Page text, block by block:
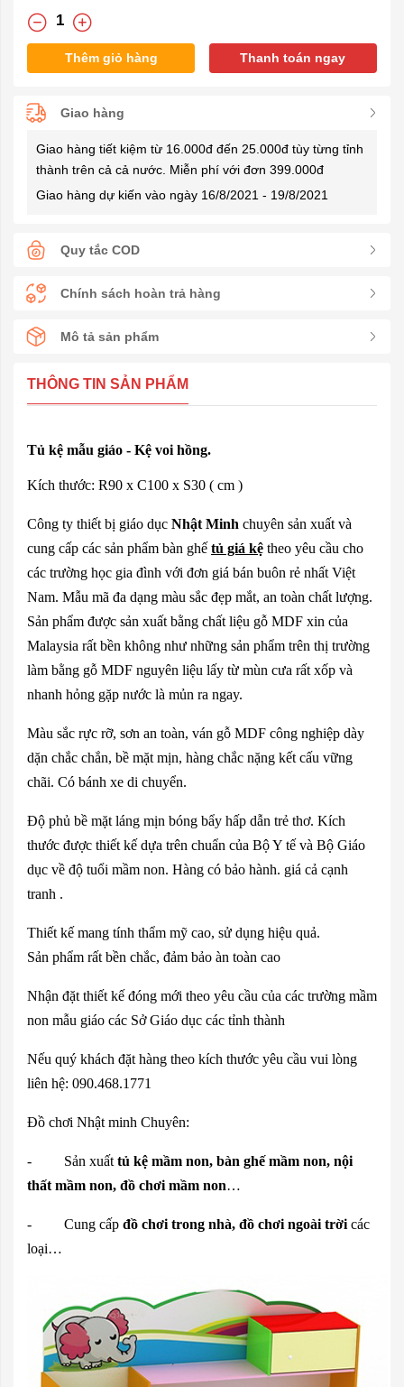
Thêm giỏ hàng Thanh toán ngay
Giao hàng
Giao hàng tiết kiệm từ 16.000đ đến 25.000đ tùy từng tỉnh
thành trên cả cả nước. Miễn phí với đơn 399.000đ
Giao hàng dự kiến vào ngày 16/8/2021 - 19/8/2021
Quy tắc COD
Chính sách hoàn trả hàng
Mô tả sản phẩm
THÔNG TIN SẢN PHẨM
Tủ kệ mẫu giáo - Kệ voi hồng.
Kích thước: R90 x C100 x S30 ( cm )
Công ty thiết bị giáo dục Nhật Minh chuyên sản xuất và
cung cấp các sản phẩm bàn ghế tủ giá kệ theo yêu cầu cho
các trường học gia đình với đơn giá bán buôn rẻ nhất Việt
Nam. Mẫu mã đa dạng màu sắc đẹp mắt, an toàn chất lượng.
Sản phẩm được sản xuất bằng chất liệu gỗ MDF xin của
Malaysia rất bền không như những sản phẩm trên thị trường
làm bằng gỗ MDF nguyên liệu lấy từ mùn cưa rất xốp và
nhanh hỏng gặp nước là mủn ra ngay.
Màu sắc rực rỡ, sơn an toàn, ván gỗ MDF công nghiệp dày
dặn chắc chắn, bề mặt mịn, hàng chắc nặng kết cấu vững
chãi. Có bánh xe di chuyển.
Độ phủ bề mặt láng mịn bóng bẩy hấp dẫn trẻ thơ. Kích
thước được thiết kế dựa trên chuẩn của Bộ Y tế và Bộ Giáo
dục về độ tuổi mầm non. Hàng có bảo hành. giá cả cạnh
tranh .
Thiết kế mang tính thẩm mỹ cao, sử dụng hiệu quả.
Sản phẩm rất bền chắc, đảm bảo àn toàn cao
Nhận đặt thiết kế đóng mới theo yêu cầu của các trường mầm
non mẫu giáo các Sở Giáo dục các tỉnh thành
Nếu quý khách đặt hàng theo kích thước yêu cầu vui lòng
liên hệ: 090.468.1771
Đồ chơi Nhật minh Chuyên:
- Sản xuất tủ kệ mầm non, bàn ghế mầm non, nội
thất mầm non, đồ chơi mầm non…
- Cung cấp đồ chơi trong nhà, đồ chơi ngoài trời các
loại…